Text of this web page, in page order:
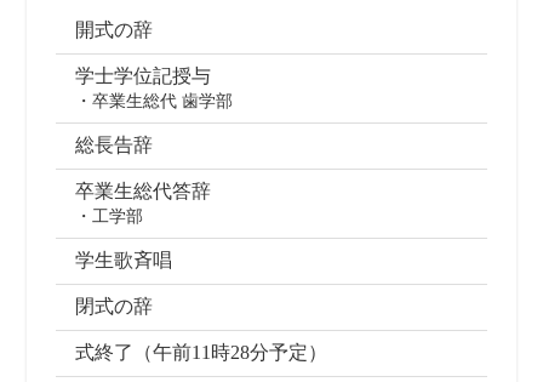
開式の辞
学士学位記授与
・卒業生総代 歯学部
総長告辞
卒業生総代答辞
・工学部
学生歌斉唱
閉式の辞
式終了（午前11時28分予定）